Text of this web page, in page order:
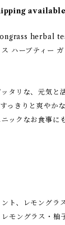
available
herbal
ハーブティー
タリな、元気と
っきりと爽やか
ックなお食事に
ト、レモングラ
モングラス・柚